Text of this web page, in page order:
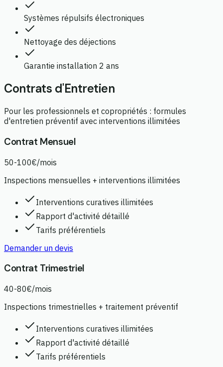
Systèmes répulsifs électroniques
Nettoyage des déjections
Garantie installation 2 ans
Contrats d'Entretien
Pour les professionnels et copropriétés : formules
d'entretien préventif avec interventions illimitées
Contrat Mensuel
50-100€/mois
Inspections mensuelles + interventions illimitées
Interventions curatives illimitées
Rapport d'activité détaillé
Tarifs préférentiels
Demander un devis
Contrat Trimestriel
40-80€/mois
Inspections trimestrielles + traitement préventif
Interventions curatives illimitées
Rapport d'activité détaillé
Tarifs préférentiels